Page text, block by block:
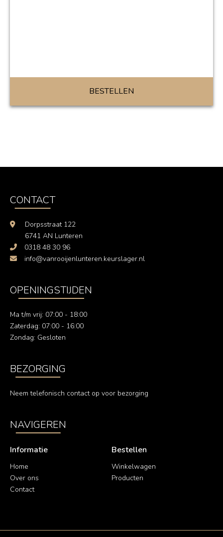
BESTELLEN
CONTACT
Dorpsstraat 122
6741 AN Lunteren
0318 48 30 96
info@vanrooijenlunteren.keurslager.nl
OPENINGSTIJDEN
Ma t/m vrij: 07:00 - 18:00
Zaterdag: 07:00 - 16:00
Zondag: Gesloten
BEZORGING
Neem telefonisch contact op voor bezorging
NAVIGEREN
Informatie
Home
Over ons
Contact
Bestellen
Winkelwagen
Producten